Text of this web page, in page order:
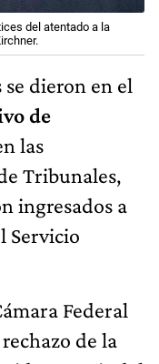
del atentado a la
se dieron en el
de
las
Tribunales,
ingresados a
Servicio
Federal
de la